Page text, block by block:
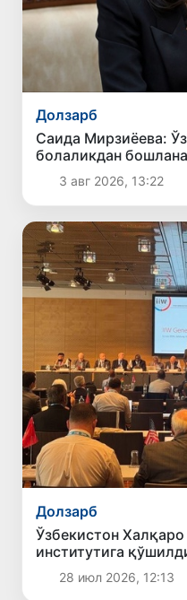
Долзарб
Саида Мирзиёева:
болаликдан
3 авг 2026, 13:22
Долзарб
Ўзбекистон
институтига
стандартлари сари
28 июл 2026, 12:13